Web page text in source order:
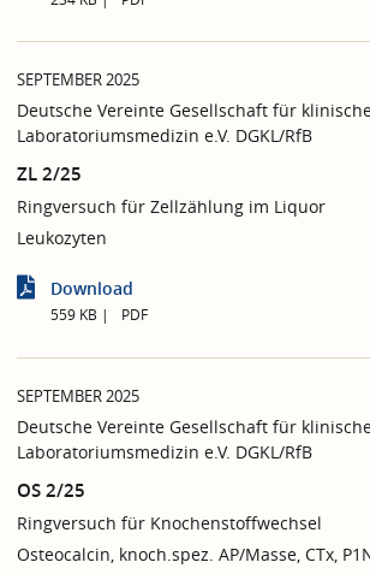
SEPTEMBER 2025
Deutsche Vereinte Gesellschaft für
Laboratoriumsmedizin e.V. DGKL/RfB
ZL 2/25
Ringversuch für Zellzählung im Liquor
Leukozyten
Download
559 KB PDF
SEPTEMBER 2025
Deutsche Vereinte Gesellschaft für
Laboratoriumsmedizin e.V. DGKL/RfB
OS 2/25
Ringversuch für Knochenstoffwechsel
Osteocalcin, knoch.spez. AP/Masse, CTx,